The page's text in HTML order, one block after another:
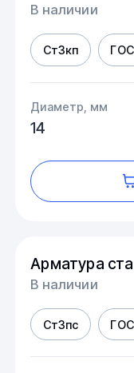
В наличии
Ст3кп
Диаметр, мм
14
Арматура
В наличии
Ст3пс